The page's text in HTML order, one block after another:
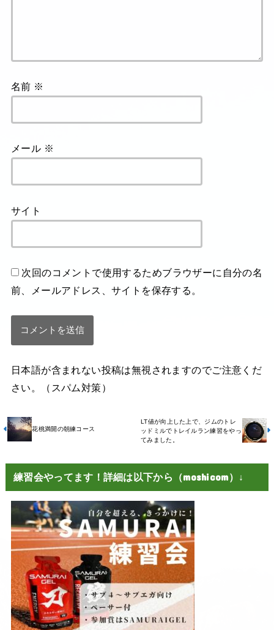
名前 ※
メール ※
サイト
次回のコメントで使用するためブラウザーに自分の名
前、メールアドレス、サイトを保存する。
日本語が含まれない投稿は無視されますのでご注意くだ
さい。（スパム対策）
花桃満開の朝練コース
LT値が向上した上で、ジムのトレ
ッドミルでトレイルラン練習をやっ
てみました。
練習会やってます！詳細は以下から（moshicom）↓